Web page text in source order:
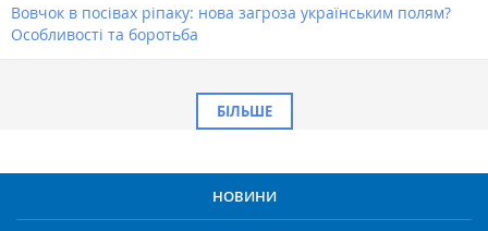
Вовчок в посівах ріпаку: нова загроза українським полям?
Особливості та боротьба
БІЛЬШЕ
НОВИНИ